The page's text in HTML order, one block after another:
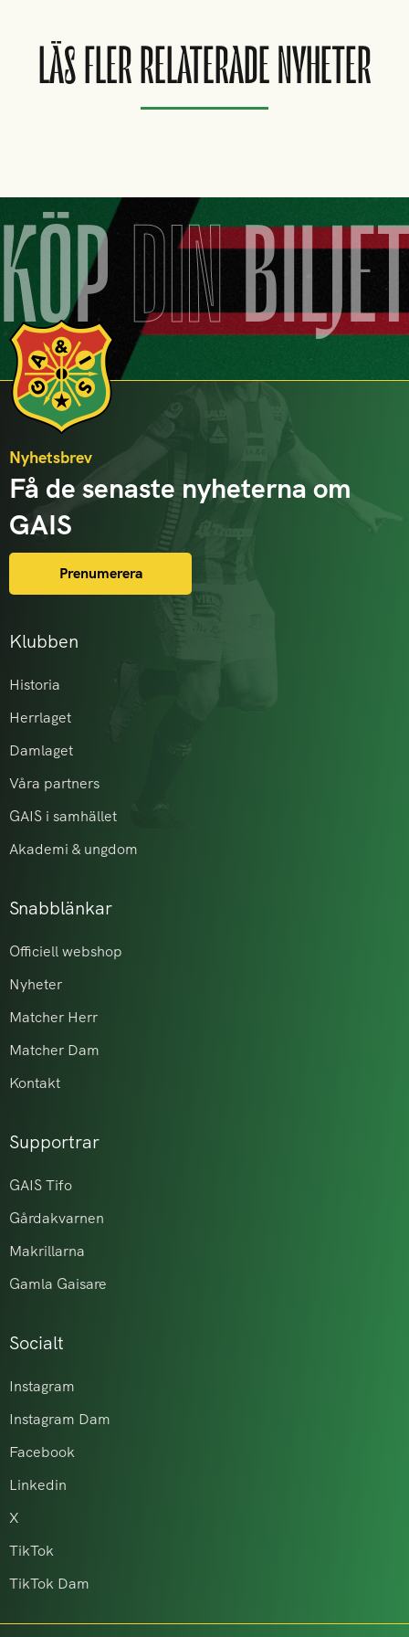
LÄS FLER RELATERADE NYHETER
KÖPDIN
Klubben
Historia
Herrlaget
Damlaget
Våra partners
GAIS i samhället
Akademi & ungdom
Snabblänkar
Officiell webshop
Nyheter
Matcher Herr
Matcher Dam
Kontakt
Supportrar
GAIS Tifo
Gårdakvarnen
Makrillarna
Gamla Gaisare
Socialt
Instagram
Instagram Dam
Facebook
Linkedin
X
TikTok
TikTok Dam
Nyhetsbrev
Få de senaste nyheterna om
GAIS
Prenumerera